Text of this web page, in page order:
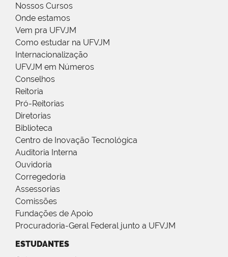
Nossos Cursos
Onde estamos
Vem pra UFVJM
Como estudar na UFVJM
Internacionalização
UFVJM em Números
Conselhos
Reitoria
Pró-Reitorias
Diretorias
Biblioteca
Centro de Inovação Tecnológica
Auditoria Interna
Ouvidoria
Corregedoria
Assessorias
Comissões
Fundações de Apoio
Procuradoria-Geral Federal junto a UFVJM
ESTUDANTES